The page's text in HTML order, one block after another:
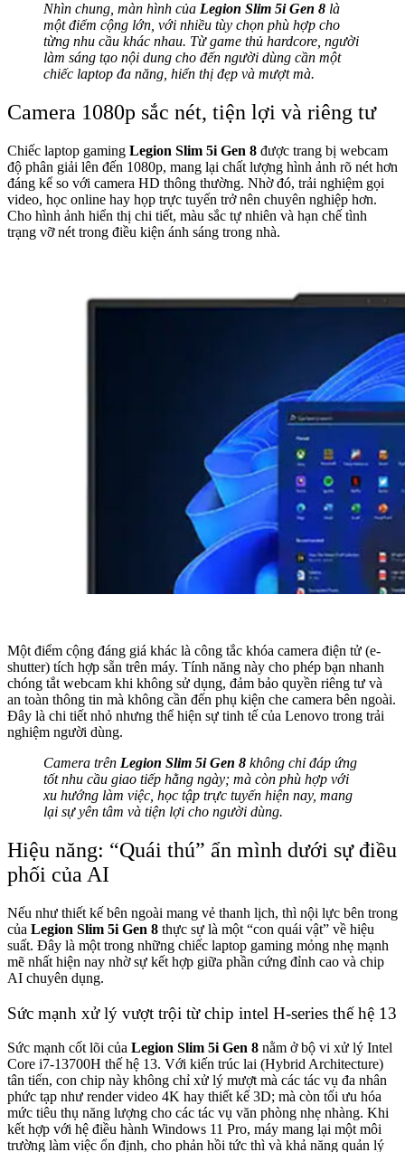
Nhìn chung, màn hình của Legion Slim 5i Gen 8 là
một điểm cộng lớn, với nhiều tùy chọn phù hợp cho
từng nhu cầu khác nhau. Từ game thủ hardcore, người
làm sáng tạo nội dung cho đến người dùng cần một
chiếc laptop đa năng, hiển thị đẹp và mượt mà.
Camera 1080p sắc nét, tiện lợi và riêng tư
Chiếc laptop gaming Legion Slim 5i Gen 8 được trang bị webcam
độ phân giải lên đến 1080p, mang lại chất lượng hình ảnh rõ nét hơn
đáng kể so với camera HD thông thường. Nhờ đó, trải nghiệm gọi
video, học online hay họp trực tuyến trở nên chuyên nghiệp hơn.
Cho hình ảnh hiển thị chi tiết, màu sắc tự nhiên và hạn chế tình
trạng vỡ nét trong điều kiện ánh sáng trong nhà.
Một điểm cộng đáng giá khác là công tắc khóa camera điện tử (e-
shutter) tích hợp sẵn trên máy. Tính năng này cho phép bạn nhanh
chóng tắt webcam khi không sử dụng, đảm bảo quyền riêng tư và
an toàn thông tin mà không cần đến phụ kiện che camera bên ngoài.
Đây là chi tiết nhỏ nhưng thể hiện sự tinh tế của Lenovo trong trải
nghiệm người dùng.
Camera trên Legion Slim 5i Gen 8 không chỉ đáp ứng
tốt nhu cầu giao tiếp hằng ngày; mà còn phù hợp với
xu hướng làm việc, học tập trực tuyến hiện nay, mang
lại sự yên tâm và tiện lợi cho người dùng.
Hiệu năng: “Quái thú” ẩn mình dưới sự điều
phối của AI
Nếu như thiết kế bên ngoài mang vẻ thanh lịch, thì nội lực bên trong
của Legion Slim 5i Gen 8 thực sự là một “con quái vật” về hiệu
suất. Đây là một trong những chiếc laptop gaming mỏng nhẹ mạnh
mẽ nhất hiện nay nhờ sự kết hợp giữa phần cứng đỉnh cao và chip
AI chuyên dụng.
Sức mạnh xử lý vượt trội từ chip intel H-series thế hệ 13
Sức mạnh cốt lõi của Legion Slim 5i Gen 8 nằm ở bộ vi xử lý Intel
Core i7-13700H thế hệ 13. Với kiến trúc lai (Hybrid Architecture)
tân tiến, con chip này không chỉ xử lý mượt mà các tác vụ đa nhân
phức tạp như render video 4K hay thiết kế 3D; mà còn tối ưu hóa
mức tiêu thụ năng lượng cho các tác vụ văn phòng nhẹ nhàng. Khi
kết hợp với hệ điều hành Windows 11 Pro, máy mang lại một môi
trường làm việc ổn định, cho phản hồi tức thì và khả năng quản lý